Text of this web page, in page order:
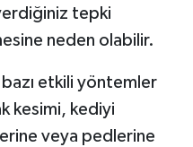
tepki
neden olabilir.
bazı etkili yöntemler
kesimi, kediyi
veya pedlerine